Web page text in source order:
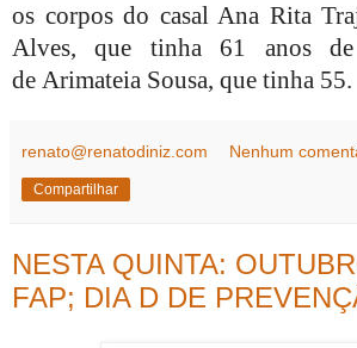
os corpos do casal Ana Rita
Alves, que tinha 61 anos
de Arimateia Sousa, que tinha 55.
renato@renatodiniz.com Nenhum
Compartilhar
NESTA QUINTA:
FAP; DIA D DE